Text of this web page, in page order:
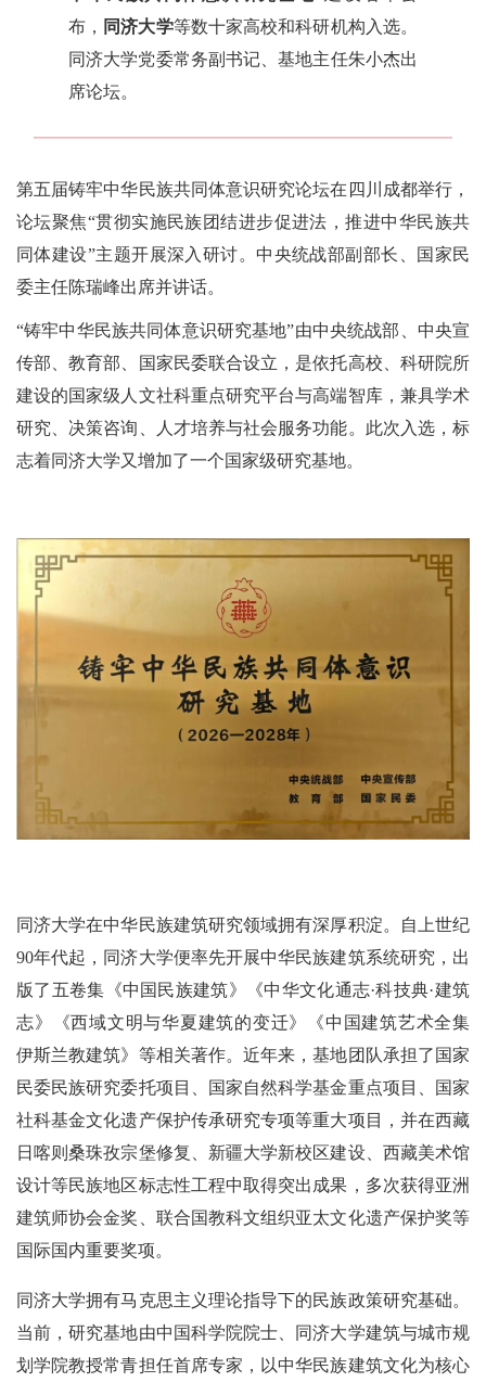
布， 同济大学等数十家高校和科研机构入选。
同济大学党委常务副书记、基地主任朱小杰出
席论坛。
第五届铸牢中华民族共同体意识研究论坛在四川成都举行，
论坛聚焦“贯彻实施民族团结进步促进法，推进中华民族共
同体建设”主题开展深入研讨。中央统战部副部长、国家民
委主任陈瑞峰出席并讲话。
“铸牢中华民族共同体意识研究基地”由中央统战部、中央宣
传部、教育部、国家民委联合设立，是依托高校、科研院所
建设的国家级人文社科重点研究平台与高端智库，兼具学术
研究、决策咨询、人才培养与社会服务功能。此次入选，标
志着同济大学又增加了一个国家级研究基地。
同济大学在中华民族建筑研究领域拥有深厚积淀。自上世纪
90年代起，同济大学便率先开展中华民族建筑系统研究，出
版了五卷集《中国民族建筑》《中华文化通志·科技典·建筑
志》《西域文明与华夏建筑的变迁》《中国建筑艺术全集
伊斯兰教建筑》等相关著作。近年来，基地团队承担了国家
民委民族研究委托项目、国家自然科学基金重点项目、国家
社科基金文化遗产保护传承研究专项等重大项目，并在西藏
日喀则桑珠孜宗堡修复、新疆大学新校区建设、西藏美术馆
设计等民族地区标志性工程中取得突出成果，多次获得亚洲
建筑师协会金奖、联合国教科文组织亚太文化遗产保护奖等
国际国内重要奖项。
同济大学拥有马克思主义理论指导下的民族政策研究基础。
当前，研究基地由中国科学院院士、同济大学建筑与城市规
划学院教授常青担任首席专家，以中华民族建筑文化为核心